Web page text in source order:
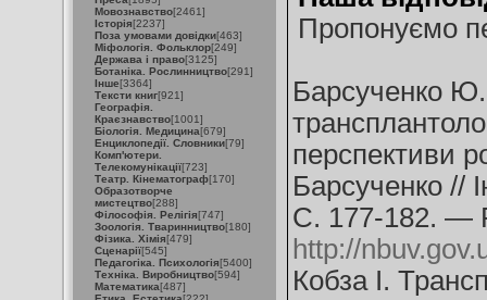
Мовознавство[2461]
Історія[2237]
Поза умовами довідки[463]
Міфологія. Фольклор[249]
Держава і право[3125]
Ботаніка. Рослинництво[291]
Інше[3364]
Тексти книг[921]
Географія.
Краєзнавство[1001]
Біологія. Медицина[679]
Енциклопедії. Словники[79]
Комп'ютери.
Телекомунікації[723]
Театр. Кінематограф[170]
Образотворче
мистецтво[288]
Філософія. Релігія[747]
Зоологія. Тваринництво[180]
Фізика. Хімія[479]
Сценарії[545]
Педагогіка. Психологія[5400]
Техніка. Виробництво[594]
Математика[487]
Пропонуємо
Барсученко
перспективи
Барсученко
С. 177-182. —
http://
Кобза І.